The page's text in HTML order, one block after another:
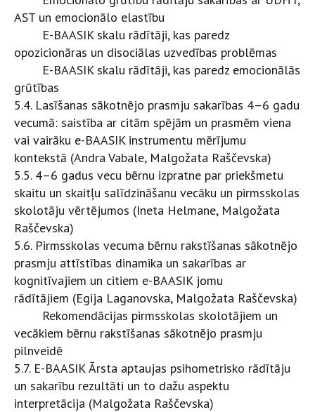
AST un emocionālo elastību
E-BAASIK skalu rādītāji, kas paredz
opozicionāras un disociālas uzvedības problēmas
E-BAASIK skalu rādītāji, kas paredz emocionālās
grūtības
5.4. Lasīšanas sākotnējo prasmju sakarības 4–6 gadu
vecumā: saistība ar citām spējām un prasmēm viena
vai vairāku e-BAASIK instrumentu mērījumu
kontekstā (Andra Vabale, Malgožata Raščevska)
5.5. 4–6 gadus vecu bērnu izpratne par priekšmetu
skaitu un skaitļu salīdzināšanu vecāku un pirmsskolas
skolotāju vērtējumos (Ineta Helmane, Malgožata
Raščevska)
5.6. Pirmsskolas vecuma bērnu rakstīšanas sākotnējo
prasmju attīstības dinamika un sakarības ar
kognitīvajiem un citiem e-BAASIK jomu
rādītājiem (Egija Laganovska, Malgožata Raščevska)
Rekomendācijas pirmsskolas skolotājiem un
vecākiem bērnu rakstīšanas sākotnējo prasmju
pilnveidē
5.7. E-BAASIK Ārsta aptaujas psihometrisko rādītāju
un sakarību rezultāti un to dažu aspektu
interpretācija (Malgožata Raščevska)